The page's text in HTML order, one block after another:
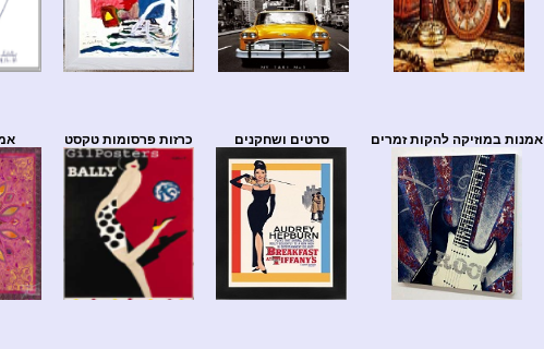
אמנות במוזיקה להקות זמרים סרטים ושחקנים כרזות פרסומות טקסט